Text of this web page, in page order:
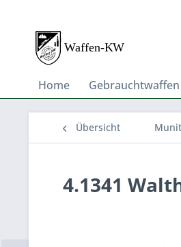
Home Gebrauchtwaffen
Übersicht
4.1341